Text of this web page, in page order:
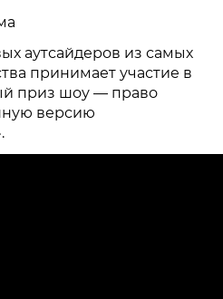
аутсайдеров из самых
принимает участие в
приз шоу — право
версию